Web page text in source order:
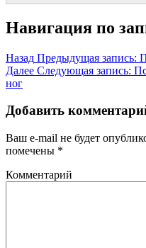
Навигация по
Назад Предыдущая запись:
Далее Следующая запись:
ног
Добавить
Ваш e-mail не будет
помечены *
Комментарий